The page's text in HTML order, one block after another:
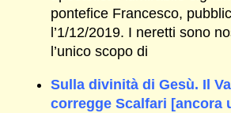
pontefice Francesco,
l’1/12/2019. I neretti sono
l’unico scopo di
Sulla divinità di Gesù. Il
corregge Scalfari [ancora